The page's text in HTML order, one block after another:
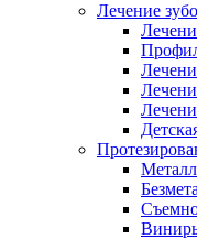
Лечение